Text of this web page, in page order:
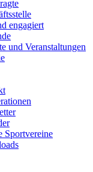
engagiert
und Veranstaltungen
Sportvereine